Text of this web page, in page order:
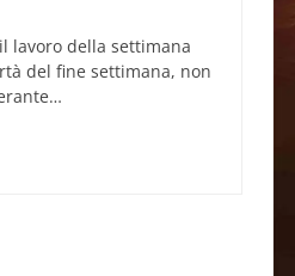
lavoro della settimana
del fine settimana, non